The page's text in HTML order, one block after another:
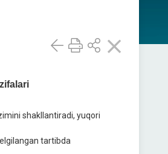
shakllantiradi, yuqori
tartibda